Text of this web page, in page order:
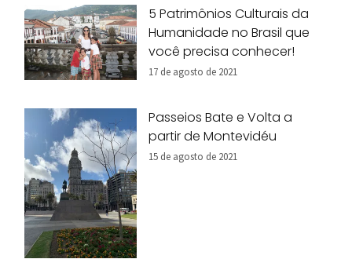
5 Patrimônios Culturais da
Humanidade no Brasil que
você precisa conhecer!
17 de agosto de 2021
Passeios Bate e Volta a
partir de Montevidéu
15 de agosto de 2021